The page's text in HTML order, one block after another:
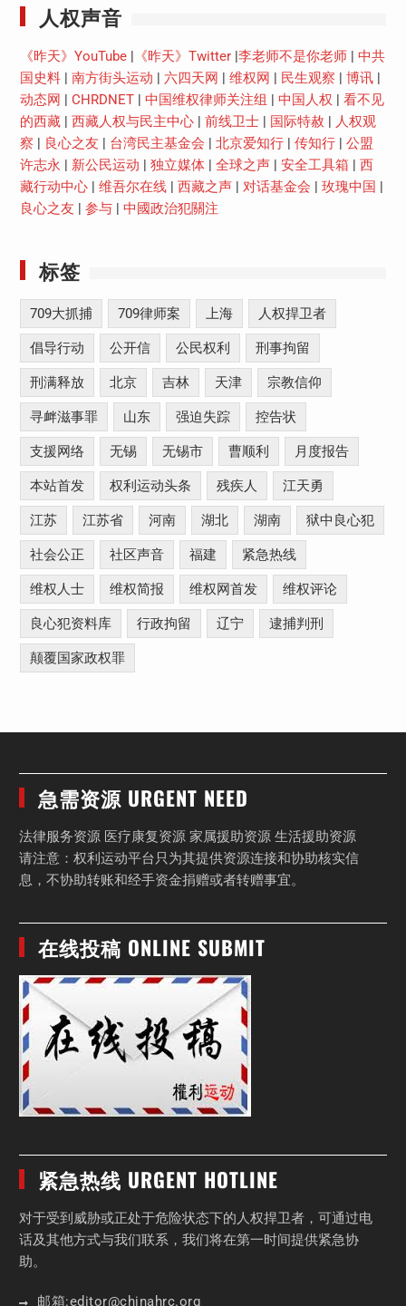
人权声音
《昨天》YouTube| 《昨天》Twitter|李老师不是你老师| 中共
国史料| 南方街头运动 | 六四天网 | 维权网 | 民生观察 | 博讯|
动态网 | CHRDNET| 中国维权律师关注组 | 中国人权 | 看不见
的西藏| 西藏人权与民主中心| 前线卫士| 国际特赦 | 人权观
察 | 良心之友 | 台湾民主基金会 | 北京爱知行| 传知行| 公盟
许志永 | 新公民运动 | 独立媒体| 全球之声| 安全工具箱 | 西
藏行动中心| 维吾尔在线| 西藏之声| 对话基金会 | 玫瑰中国 |
良心之友 | 参与| 中國政治犯關注
标签
709大抓捕 709律师案 上海 人权捍卫者
倡导行动 公开信 公民权利 刑事拘留
刑满释放 北京 吉林 天津 宗教信仰
寻衅滋事罪 山东 强迫失踪 控告状
支援网络 无锡 无锡市 曹顺利 月度报告
本站首发 权利运动头条 残疾人 江天勇
江苏 江苏省 河南 湖北 湖南 狱中良心犯
社会公正 社区声音 福建 紧急热线
维权人士 维权简报 维权网首发 维权评论
良心犯资料库 行政拘留 辽宁 逮捕判刑
颠覆国家政权罪
急需资源 URGENT NEED
法律服务资源 医疗康复资源 家属援助资源 生活援助资源
请注意：权利运动平台只为其提供资源连接和协助核实信
息，不协助转账和经手资金捐赠或者转赠事宜。
在线投稿 ONLINE SUBMIT
紧急热线 URGENT HOTLINE
对于受到威胁或正处于危险状态下的人权捍卫者，可通过电
话及其他方式与我们联系，我们将在第一时间提供紧急协
助。
邮箱:editor@chinahrc.org